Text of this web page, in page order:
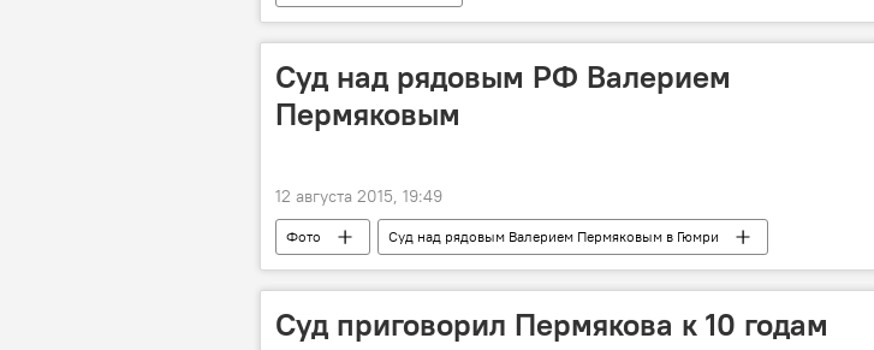
Суд над рядовым РФ Валерием
Пермяковым
12 августа 2015, 19:49
Фото Суд над рядовым Валерием Пермяковым в Гюмри
Суд приговорил Пермякова к 10 годам